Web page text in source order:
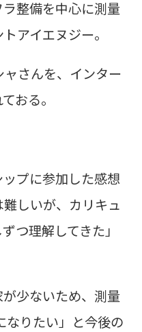
整備を中心に測量
アイエヌジー。
さんを、インター
おる。
プに参加した感想
しいが、カリキュ
つ理解してきた」
少ないため、測量
なりたい」と今後の